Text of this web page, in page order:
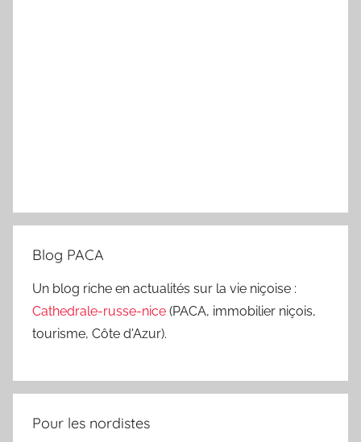
Blog PACA
Un blog riche en actualités sur la vie niçoise :
Cathedrale-russe-nice (PACA, immobilier niçois,
tourisme, Côte d'Azur).
Pour les nordistes